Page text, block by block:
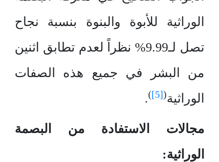
الوراثية للأبوة والبنوة بنسبة نجاح
تصل لـ9.99% نظراً لعدم تطابق اثنين
من البشر في جميع هذه الصفات
الوراثية(
[5]
)
.
مجالات الاستفادة من البصمة
الوراثية: